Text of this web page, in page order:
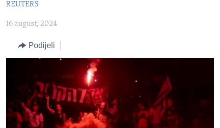
Idi
na
BOSNA I HERCEGOVINA
SVIJET
NAUKA I TEHNOLOGIJA
SPECIJALNI PROJEKTI
KORUPCIJA
SLOBODA MEDIJA
ŽENSKA STRANA
IZBJEGLIČKA STRANA
MAGAZIN
REUTERS
16 august, 2024
Podijeli